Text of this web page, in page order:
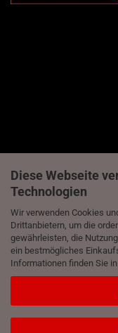
Diese Webseite
Technologien
Wir verwenden Cookies
Drittanbietern, um die
gewährleisten, die
ein bestmögliches
Informationen finden Sie